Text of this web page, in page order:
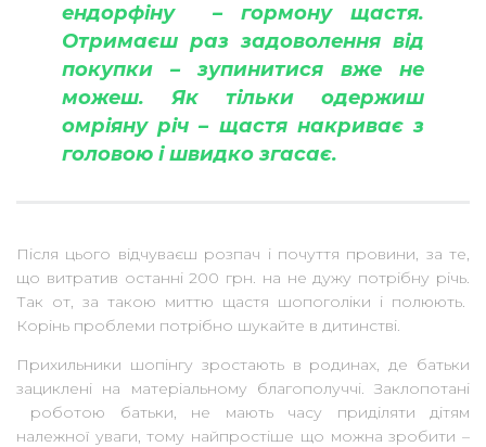
ендорфіну – гормону щастя.
Отримаєш раз задоволення від
покупки – зупинитися вже не
можеш. Як тільки одержиш
омріяну річ – щастя накриває з
головою і швидко згасає.
Після цього відчуваєш розпач і почуття провини, за те,
що витратив останні 200 грн. на не дужу потрібну річь.
Так от, за такою миттю щастя шопоголіки і полюють.
Корінь проблеми потрібно шукайте в дитинстві.
Прихильники шопінгу зростають в родинах, де батьки
зациклені на матеріальному благополуччі. Заклопотані
роботою батьки, не мають часу приділяти дітям
належної уваги, тому найпростіше що можна зробити –